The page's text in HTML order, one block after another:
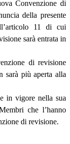
Convenzione di
della presente
11 di cui
sarà entrata in
di revisione
sarà più aperta alla
in vigore nella sua
che l’hanno
di revisione.